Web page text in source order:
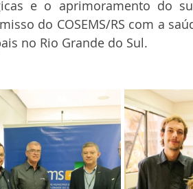
e o aprimoramento do
do COSEMS/RS com a
no Rio Grande do Sul.